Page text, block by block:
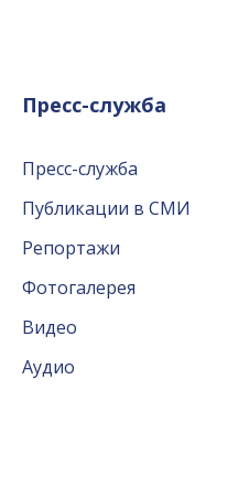
Пресс-служба
Пресс-служба
Публикации в СМИ
Репортажи
Фотогалерея
Видео
Аудио